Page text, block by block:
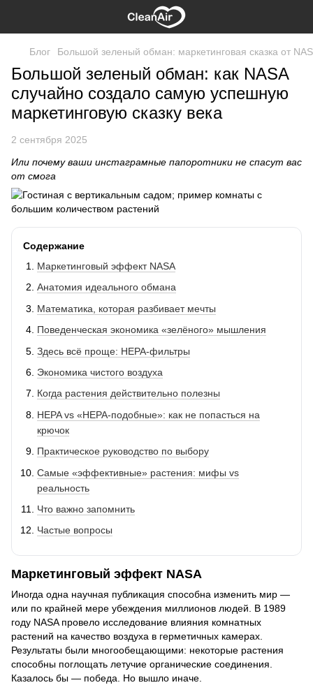
Блог Большой зеленый обман: маркетинговая сказка от
Большой зеленый обман: как NASA
случайно создало самую успешную
маркетинговую сказку века
2 сентября 2025
Или почему ваши инстаграмные папоротники не спасут вас
от смога
Содержание
Маркетинговый эффект NASA
Анатомия идеального обмана
Математика, которая разбивает мечты
Поведенческая экономика «зелёного» мышления
Здесь всё проще: HEPA-фильтры
Экономика чистого воздуха
Когда растения действительно полезны
HEPA vs «HEPA-подобные»: как не попасться на
крючок
Практическое руководство по выбору
Самые «эффективные» растения: мифы vs
реальность
Что важно запомнить
Частые вопросы
Маркетинговый эффект NASA
Иногда одна научная публикация способна изменить мир —
или по крайней мере убеждения миллионов людей. В 1989
году NASA провело исследование влияния комнатных
растений на качество воздуха в герметичных камерах.
Результаты были многообещающими: некоторые растения
способны поглощать летучие органические соединения.
Казалось бы — победа. Но вышло иначе.